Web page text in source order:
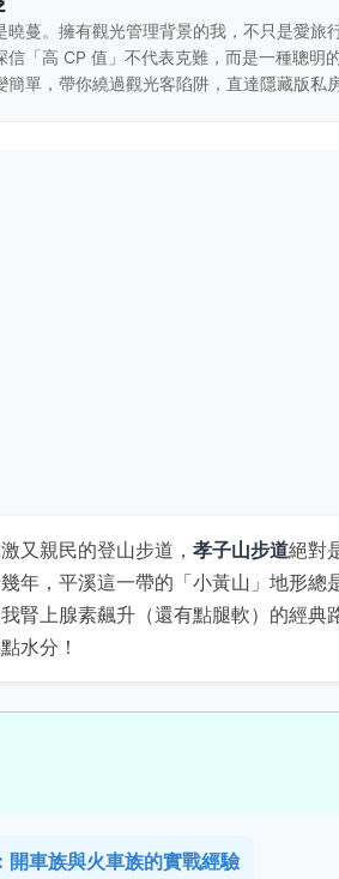
曉蔓。擁有觀光管理背景的我，不只是愛旅
信「高 CP 值」不代表克難，而是一種聰明
簡單，帶你繞過觀光客陷阱，直達隱藏版私
又親民的登山步道， 孝子山步道絕對
年，平溪這一帶的「小黃山」地形總
腎上腺素飆升（還有點腿軟）的經典
水分！
開車族與火車族的實戰經驗